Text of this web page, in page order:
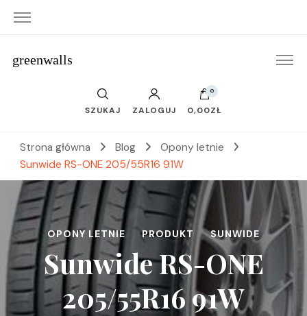
greenwalls
SZUKAJ ZALOGUJ
0
0,00ZŁ
Strona główna Blog
Opony letnie
Sunwide RS-ONE 205/55R16 91W
OPONY LETNIE PRODUKT SUNWIDE
Sunwide RS-ONE
205/55R16 91W